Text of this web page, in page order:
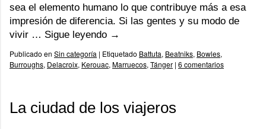
sea el elemento humano lo que contribuye más a esa
impresión de diferencia. Si las gentes y su modo de
vivir … Sigue leyendo →
Publicado en Sin categoría | Etiquetado Battuta, Beatniks, Bowles,
Burroughs, Delacroix, Kerouac, Marruecos, Tánger | 6 comentarios
La ciudad de los viajeros